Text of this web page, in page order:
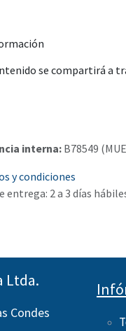
se compartirá a
interna: B78549
y condiciones
entrega: 2 a 3 días
Ltda.
Condes